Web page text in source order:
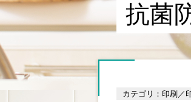
抗菌
カテゴリ：印刷／